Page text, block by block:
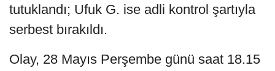
tutuklandı; Ufuk G. ise adli kontrol şartıyla
serbest bırakıldı.
Olay, 28 Mayıs Perşembe günü saat 18.15